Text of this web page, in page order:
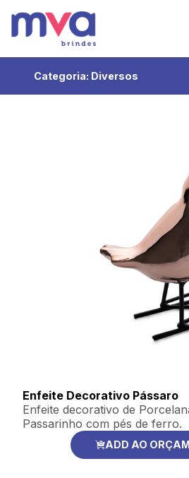
Categoria: Diversos
Enfeite Decorativo Pássaro
Enfeite decorativo de
Passarinho com pés de ferro.
ADD AO